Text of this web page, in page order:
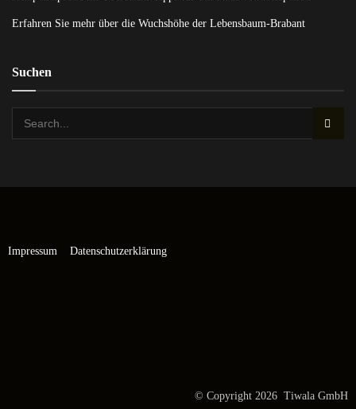
Erfahren Sie mehr über die Wuchshöhe der Lebensbaum-Brabant
Suchen
Impressum Datenschutzerklärung
© Copyright 2026 Tiwala GmbH